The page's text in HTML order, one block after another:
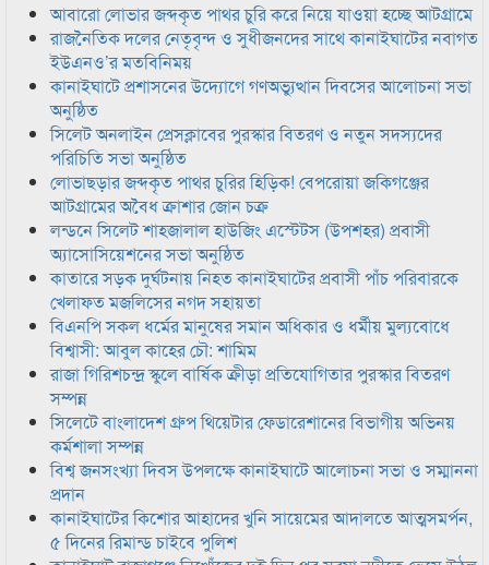
আবারো লোভার জব্দকৃত পাথর চুরি করে নিয়ে যাওয়া হচ্ছে আটগ্রামে
রাজনৈতিক দলের নেতৃবৃন্দ ও সুধীজনদের সাথে কানাইঘাটের নবাগত
ইউএনও’র মতবিনিময়
কানাইঘাটে প্রশাসনের উদ্যোগে গণঅভ্যুত্থান দিবসের আলোচনা সভা
অনুষ্ঠিত
সিলেট অনলাইন প্রেসক্লাবের পুরস্কার বিতরণ ও নতুন সদস্যদের
পরিচিতি সভা অনুষ্ঠিত
লোভাছড়ার জব্দকৃত পাথর চুরির হিড়িক! বেপরোয়া জকিগঞ্জের
আটগ্রামের অবৈধ ক্রাশার জোন চক্র
লন্ডনে সিলেট শাহজালাল হাউজিং এস্টেটস (উপশহর) প্রবাসী
অ্যাসোসিয়েশনের সভা অনুষ্ঠিত
কাতারে সড়ক দুর্ঘটনায় নিহত কানাইঘাটের প্রবাসী পাঁচ পরিবারকে
খেলাফত মজলিসের নগদ সহায়তা
বিএনপি সকল ধর্মের মানুষের সমান অধিকার ও ধর্মীয় মুল্যবোধে
বিশ্বাসী: আবুল কাহের চৌ: শামিম
রাজা গিরিশচন্দ্র স্কুলে বার্ষিক ক্রীড়া প্রতিযোগিতার পুরস্কার বিতরণ
সম্পন্ন
সিলেটে বাংলাদেশ গ্রুপ থিয়েটার ফেডারেশানের বিভাগীয় অভিনয়
কর্মশালা সম্পন্ন
বিশ্ব জনসংখ্যা দিবস উপলক্ষে কানাইঘাটে আলোচনা সভা ও সম্মাননা
প্রদান
কানাইঘাটের কিশোর আহাদের খুনি সায়েমের আদালতে আত্মসমর্পন,
৫ দিনের রিমান্ড চাইবে পুলিশ